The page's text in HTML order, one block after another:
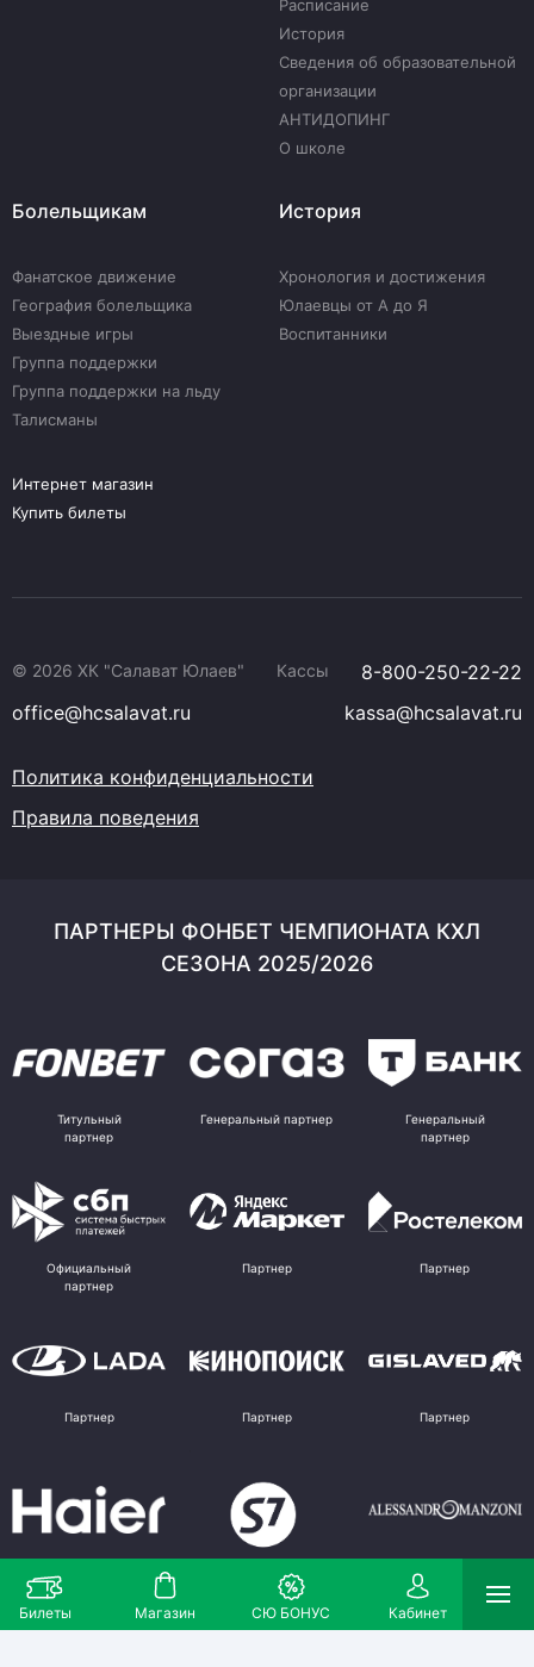
Билеты Магазин СЮ БОНУС Кабинет
Расписание
История
Сведения об образовательной
организации
АНТИДОПИНГ
О школе
Болельщикам
Фанатское движение
География болельщика
Выездные игры
Группа поддержки
Группа поддержки на льду
Талисманы
История
Хронология и достижения
Юлаевцы от А до Я
Воспитанники
Интернет магазин
Купить билеты
© 2026 ХК "Салават Юлаев" Кассы
8-800-250-22-22
office@hcsalavat.ru
kassa@hcsalavat.ru
Политика конфиденциальности
Правила поведения
ПАРТНЕРЫ ФОНБЕТ ЧЕМПИОНАТА КХЛ
СЕЗОНА 2025/2026
Титульный
партнер
Генеральный партнер
Генеральный
партнер
Официальный
партнер
Партнер Партнер
Партнер Партнер Партнер